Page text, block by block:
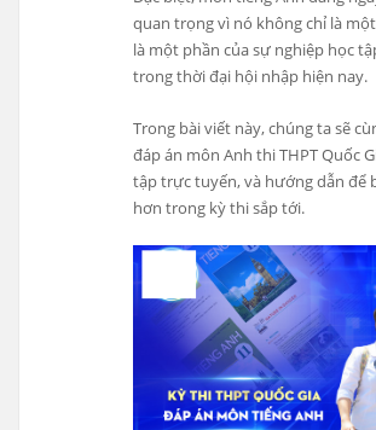
quan trọng vì nó không chỉ là
là một phần của sự nghiệp học
trong thời đại hội nhập hiện nay.
Trong bài viết này, chúng ta sẽ
đáp án môn Anh thi THPT Quốc
tập trực tuyến, và hướng dẫn để
hơn trong kỳ thi sắp tới.